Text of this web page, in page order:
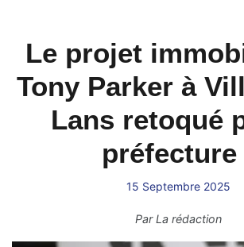
Le projet
Tony Parker à
Lans retoqué
préfecture
15 Septembre 2025
ParLa rédaction